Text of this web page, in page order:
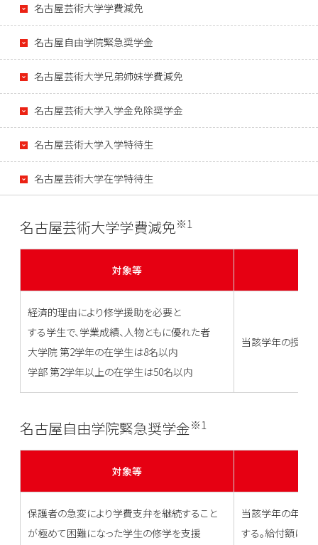
名古屋芸術大学学費減免
名古屋自由学院緊急奨学金
名古屋芸術大学兄弟姉妹学費減免
名古屋芸術大学入学金免除奨学金
名古屋芸術大学入学特待生
名古屋芸術大学在学特待生
名古屋芸術大学学費減免※1
対象等
経済的理由により修学援助を必要と
する学生で、学業成績、人物ともに優れた者
大学院 第2学年の在学生は8名以内
学部 第2学年以上の在学生は50名以内
当該学年の授業
名古屋自由学院緊急奨学金※1
対象等
保護者の急変により学費支弁を継続すること
が極めて困難になった学生の修学を支援
当該学年の年額
する。給付額は1